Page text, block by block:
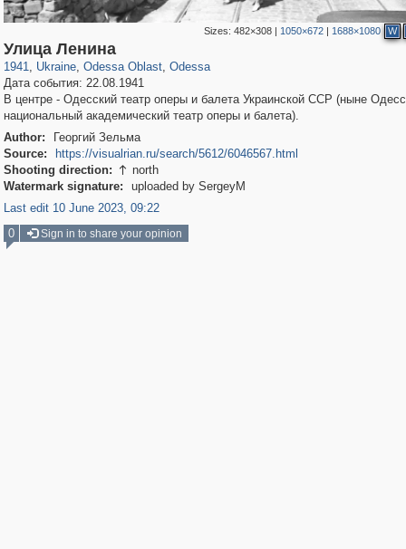
Sizes: 482×308| 1050×672| 1688×1080 W
Улица Ленина
1941, Ukraine
135,294
, Odessa Oblast
10,529
, Odessa
Дата события: 22.08.1941
В центре - Одесский театр оперы и балета Украинской ССР (ныне
национальный академический театр оперы и балета).
Author:
Георгий Зельма
Source:
https://visualrian.ru/search/5612/6046567.html
Shooting direction:  north
Watermark signature:
uploaded by SergeyM
Last edit 10 June 2023, 09:22
0
Sign in to share your opinion